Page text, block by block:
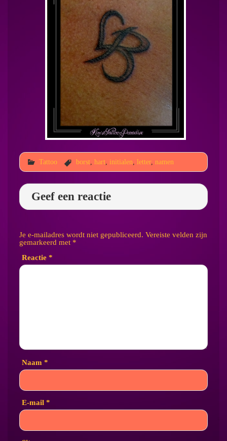
Tattoo borst, hart, initialen letter, namen
Geef een reactie
Je e-mailadres wordt niet gepubliceerd. Vereiste velden zijn
gemarkeerd met *
Reactie *
Naam *
E-mail *